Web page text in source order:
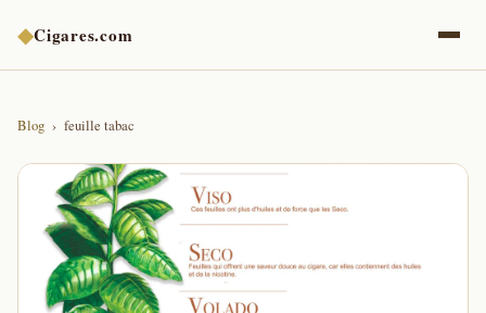
◆Cigares.com
Blog feuille tabac